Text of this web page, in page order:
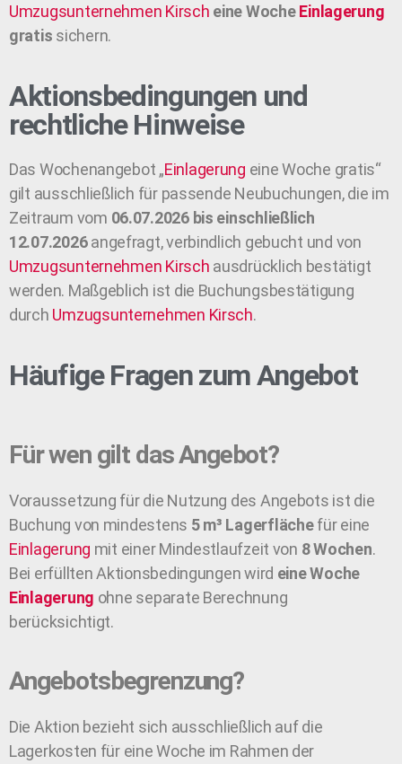
Umzugsunternehmen Kirsch eine WocheEinlagerung
gratis sichern.
Aktionsbedingungen und
rechtliche Hinweise
Das Wochenangebot „Einlagerung eine Woche gratis“
gilt ausschließlich für passende Neubuchungen, die im
Zeitraum vom 06.07.2026 bis einschließlich
12.07.2026angefragt, verbindlich gebucht und von
Umzugsunternehmen Kirsch ausdrücklich bestätigt
werden. Maßgeblich ist die Buchungsbestätigung
durch Umzugsunternehmen Kirsch.
Häufige Fragen zum Angebot
Für wen gilt das Angebot?
Voraussetzung für die Nutzung des Angebots ist die
Buchung von mindestens 5 m³ Lagerflächefür eine
Einlagerung mit einer Mindestlaufzeit von 8 Wochen.
Bei erfüllten Aktionsbedingungen wird eine Woche
Einlagerung ohne separate Berechnung
berücksichtigt.
Angebotsbegrenzung?
Die Aktion bezieht sich ausschließlich auf die
Lagerkosten für eine Woche im Rahmen der